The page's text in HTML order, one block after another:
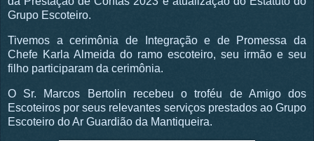
Grupo Escoteiro.
Tivemos a cerimônia de Integração e de Promessa da
Chefe Karla Almeida do ramo escoteiro, seu irmão e seu
filho participaram da cerimônia.
O Sr. Marcos Bertolin recebeu o troféu de Amigo dos
Escoteiros por seus relevantes serviços prestados ao Grupo
Escoteiro do Ar Guardião da Mantiqueira.